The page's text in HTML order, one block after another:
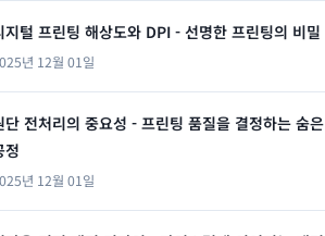
지털 프린팅 해상도와 DPI - 선명한 프린팅의 비밀
년 12월 01일
단 전처리의 중요성 - 프린팅 품질을 결정하는 숨은
정
년 12월 01일